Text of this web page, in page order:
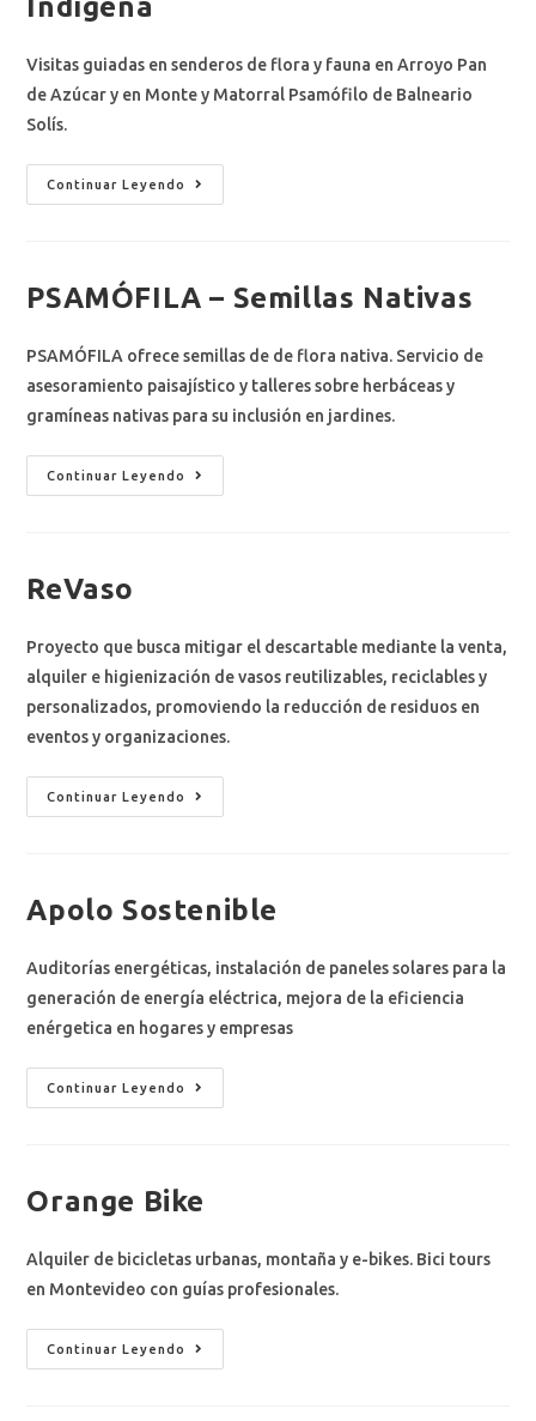
Indígena
Visitas guiadas en senderos de flora y fauna en Arroyo Pan
de Azúcar y en Monte y Matorral Psamófilo de Balneario
Solís.
Continuar Leyendo
PSAMÓFILA – Semillas Nativas
PSAMÓFILA ofrece semillas de de flora nativa. Servicio de
asesoramiento paisajístico y talleres sobre herbáceas y
gramíneas nativas para su inclusión en jardines.
Continuar Leyendo
ReVaso
Proyecto que busca mitigar el descartable mediante la venta,
alquiler e higienización de vasos reutilizables, reciclables y
personalizados, promoviendo la reducción de residuos en
eventos y organizaciones.
Continuar Leyendo
Apolo Sostenible
Auditorías energéticas, instalación de paneles solares para la
generación de energía eléctrica, mejora de la eficiencia
enérgetica en hogares y empresas
Continuar Leyendo
Orange Bike
Alquiler de bicicletas urbanas, montaña y e-bikes. Bici tours
en Montevideo con guías profesionales.
Continuar Leyendo